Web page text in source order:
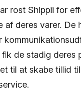
rost Shippii for
af deres varer. De
de stadig deres
til at skabe tillid